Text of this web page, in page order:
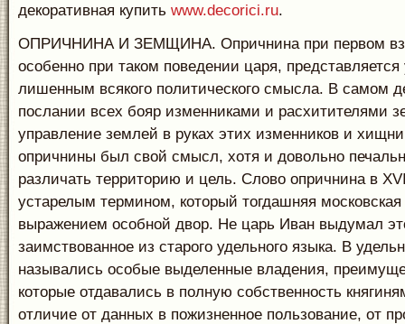
декоративная купить www.decorici.ru.
ОПРИЧНИНА И ЗЕМЩИНА. Опричнина при первом
особенно при таком поведении царя,
лишенным всякого политического смысла. В самом
послании всех бояр изменниками и расхитителями
управление землей в руках этих изменников и
опричнины был свой смысл, хотя и довольно
различать территорию и цель. Слово опричнина в
устарелым термином, который тогдашняя московская
выражением особной двор. Не царь Иван выдумал
заимствованное из старого удельного языка. В
назывались особые выделенные владения,
которые отдавались в полную собственность
отличие от данных в пожизненное пользование, от